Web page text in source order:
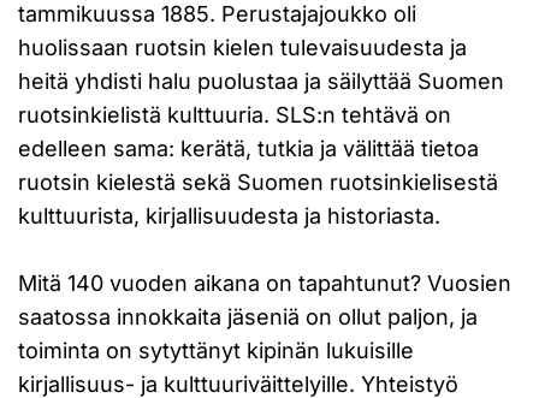
tammikuussa 1885. Perustajajoukko oli
huolissaan ruotsin kielen tulevaisuudesta ja
heitä yhdisti halu puolustaa ja säilyttää Suomen
ruotsinkielistä kulttuuria. SLS:n tehtävä on
edelleen sama: kerätä, tutkia ja välittää tietoa
ruotsin kielestä sekä Suomen ruotsinkielisestä
kulttuurista, kirjallisuudesta ja historiasta.
Mitä 140 vuoden aikana on tapahtunut? Vuosien
saatossa innokkaita jäseniä on ollut paljon, ja
toiminta on sytyttänyt kipinän lukuisille
kirjallisuus- ja kulttuuriväittelyille. Yhteistyö